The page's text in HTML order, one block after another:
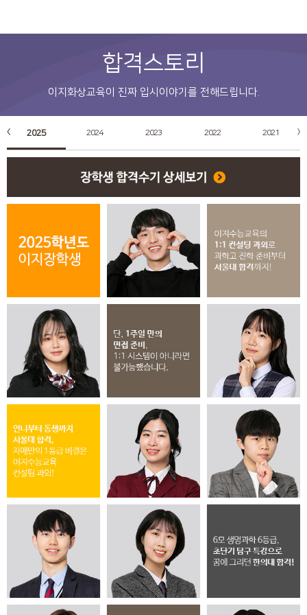
합격스토리
이지화상교육이 진짜 입시이야기를 전해드립니다.
2025 2024 2023 2022 2021